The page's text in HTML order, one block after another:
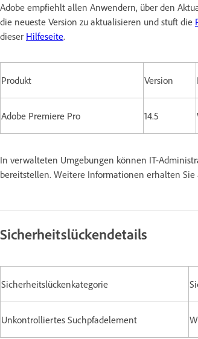
Adobe empfiehlt allen Anwendern, über den
die neueste Version zu aktualisieren und stuft die
dieser Hilfeseite.
Produkt Version
Adobe Premiere Pro 14.5
In verwalteten Umgebungen können IT-
bereitstellen. Weitere Informationen erhalten Sie
Sicherheitslückendetails
Sicherheitslückenkategorie
Unkontrolliertes Suchpfadelement